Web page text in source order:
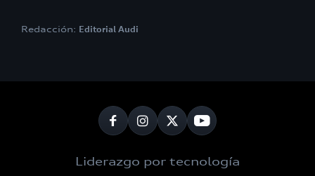
Redacción: Editorial Audi
Liderazgo por tecnología